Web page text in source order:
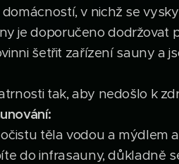
v nichž se
je doporučeno dodržovat
šetřit zařízení sauny a
tak, aby nedošlo k
očistu těla vodou a
do infrasauny, důkladně